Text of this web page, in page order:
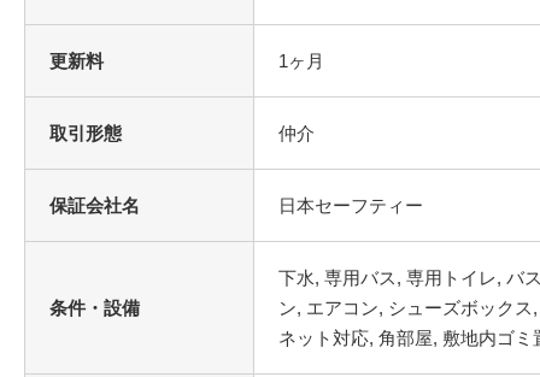
更新料 1ヶ月
取引形態 仲介
保証会社名 日本セーフティー
条件・設備